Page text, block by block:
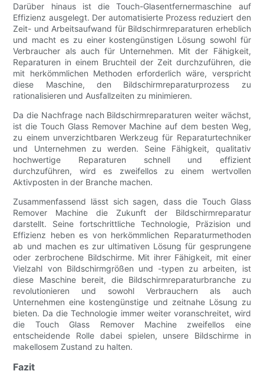
Darüber hinaus ist die Touch-Glasentfernermaschine auf
Effizienz ausgelegt. Der automatisierte Prozess reduziert den
Zeit- und Arbeitsaufwand für Bildschirmreparaturen erheblich
und macht es zu einer kostengünstigen Lösung sowohl für
Verbraucher als auch für Unternehmen. Mit der Fähigkeit,
Reparaturen in einem Bruchteil der Zeit durchzuführen, die
mit herkömmlichen Methoden erforderlich wäre, verspricht
diese Maschine, den Bildschirmreparaturprozess zu
rationalisieren und Ausfallzeiten zu minimieren.
Da die Nachfrage nach Bildschirmreparaturen weiter wächst,
ist die Touch Glass Remover Machine auf dem besten Weg,
zu einem unverzichtbaren Werkzeug für Reparaturtechniker
und Unternehmen zu werden. Seine Fähigkeit, qualitativ
hochwertige Reparaturen schnell und effizient
durchzuführen, wird es zweifellos zu einem wertvollen
Aktivposten in der Branche machen.
Zusammenfassend lässt sich sagen, dass die Touch Glass
Remover Machine die Zukunft der Bildschirmreparatur
darstellt. Seine fortschrittliche Technologie, Präzision und
Effizienz heben es von herkömmlichen Reparaturmethoden
ab und machen es zur ultimativen Lösung für gesprungene
oder zerbrochene Bildschirme. Mit ihrer Fähigkeit, mit einer
Vielzahl von Bildschirmgrößen und -typen zu arbeiten, ist
diese Maschine bereit, die Bildschirmreparaturbranche zu
revolutionieren und sowohl Verbrauchern als auch
Unternehmen eine kostengünstige und zeitnahe Lösung zu
bieten. Da die Technologie immer weiter voranschreitet, wird
die Touch Glass Remover Machine zweifellos eine
entscheidende Rolle dabei spielen, unsere Bildschirme in
makellosem Zustand zu halten.
Fazit